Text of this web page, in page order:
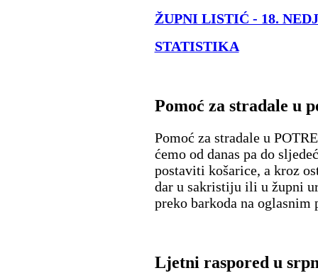
ŽUPNI LISTIĆ - 18.
STATISTIKA
Pomoć za stradale u
Pomoć za stradale u
ćemo od danas pa do
postaviti košarice, a kroz
dar u sakristiju ili u župni
preko barkoda na oglasnim
Ljetni raspored u